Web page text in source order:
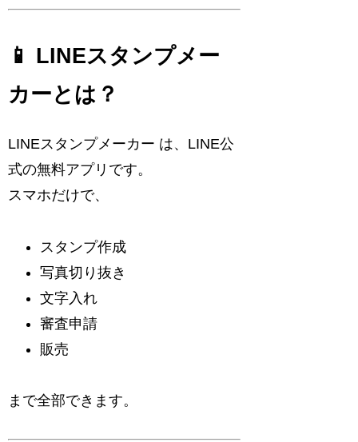
📱 LINEスタンプメー
カーとは？
LINEスタンプメーカー は、LINE公
式の無料アプリです。
スマホだけで、
スタンプ作成
写真切り抜き
文字入れ
審査申請
販売
まで全部できます。